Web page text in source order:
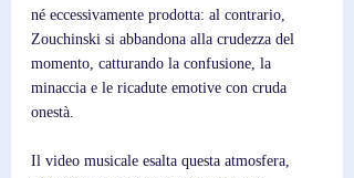
né eccessivamente prodotta: al contrario,
Zouchinski si abbandona alla crudezza del
momento, catturando la confusione, la
minaccia e le ricadute emotive con cruda
onestà.
Il video musicale esalta questa atmosfera,